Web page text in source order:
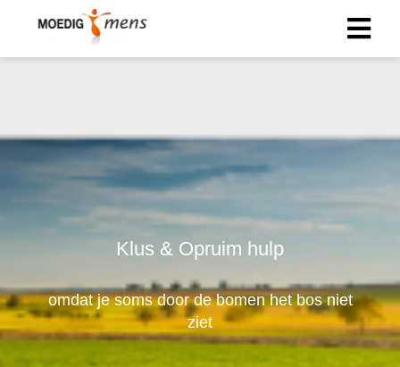
Klus & Opruim hulp
omdat je soms door de bomen het bos niet
ziet